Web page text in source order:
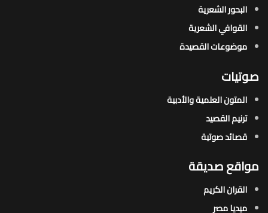
البحور الشعرية​
القوافي الشعرية​
موضوعات القصيدة​
صوتيات
المتون العلمية والأدبية
ترنيم القصيد
قصائد صوتية
مواقع صديقة
القران الكريم
ميديا مصر